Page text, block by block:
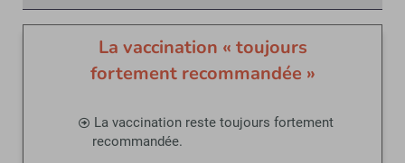
La vaccination « toujours
fortement recommandée »
La vaccination reste toujours fortement
recommandée.